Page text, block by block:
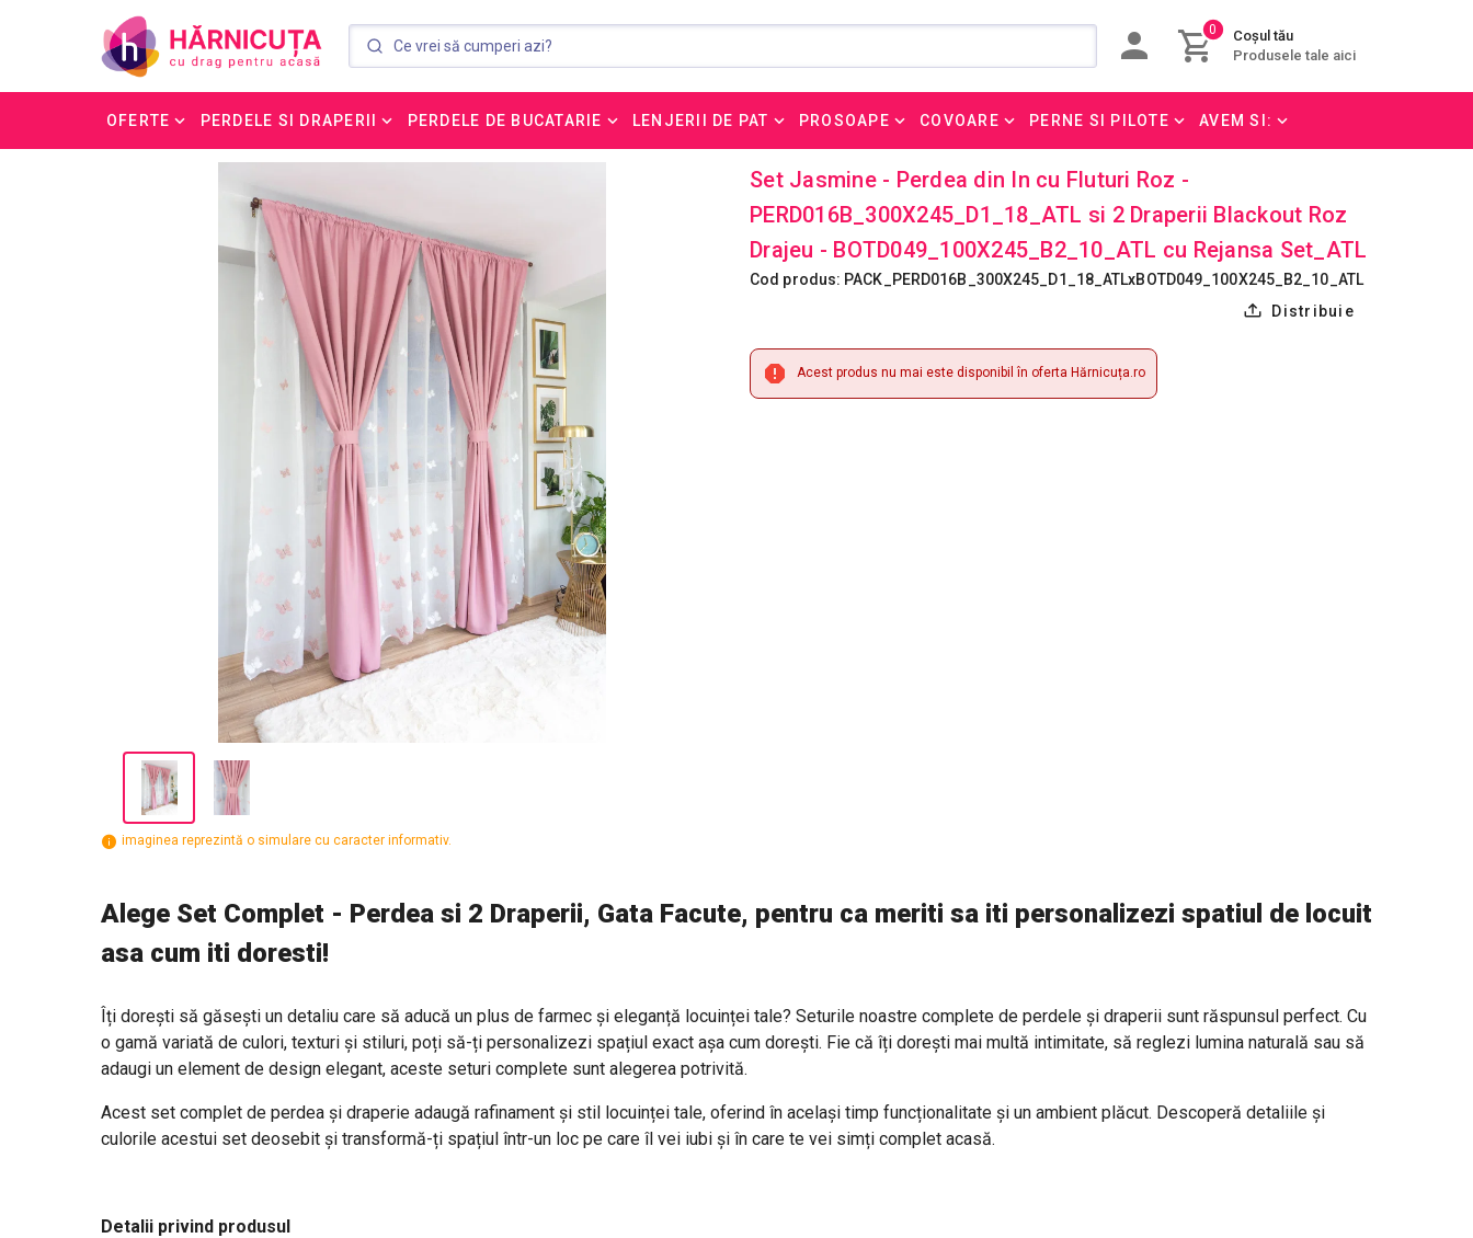
0
Coșul tău
Produsele tale aici
OFERTE PERDELE SI DRAPERII PERDELE DE BUCATARIE LENJERII DE PAT PROSOAPE COVOARE PERNE SI PILOTE AVEM SI:
imaginea reprezintă o simulare cu caracter informativ.
Set Jasmine - Perdea din In cu Fluturi Roz -
PERD016B_300X245_D1_18_ATL si 2 Draperii Blackout Roz
Drajeu - BOTD049_100X245_B2_10_ATL cu Rejansa Set_ATL
Cod produs: PACK_PERD016B_300X245_D1_18_ATLxBOTD049_100X245_B2_10_ATL
Distribuie
Acest produs nu mai este disponibil în oferta Hărnicuța.ro
Alege Set Complet - Perdea si 2 Draperii, Gata Facute, pentru ca meriti sa iti personalizezi spatiul de locuit
asa cum iti doresti!
Îți dorești să găsești un detaliu care să aducă un plus de farmec și eleganță locuinței tale? Seturile noastre complete de perdele și draperii sunt răspunsul perfect. Cu
o gamă variată de culori, texturi și stiluri, poți să-ți personalizezi spațiul exact așa cum dorești. Fie că îți dorești mai multă intimitate, să reglezi lumina naturală sau să
adaugi un element de design elegant, aceste seturi complete sunt alegerea potrivită.
Acest set complet de perdea și draperie adaugă rafinament și stil locuinței tale, oferind în același timp funcționalitate și un ambient plăcut. Descoperă detaliile și
culorile acestui set deosebit și transformă-ți spațiul într-un loc pe care îl vei iubi și în care te vei simți complet acasă.
Detalii privind produsul